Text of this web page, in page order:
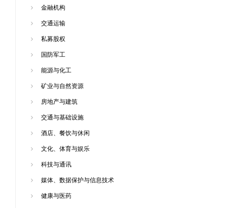
金融机构
交通运输
私募股权
国防军工
能源与化工
矿业与自然资源
房地产与建筑
交通与基础设施
酒店、餐饮与休闲
文化、体育与娱乐
科技与通讯
媒体、数据保护与信息技术
健康与医药